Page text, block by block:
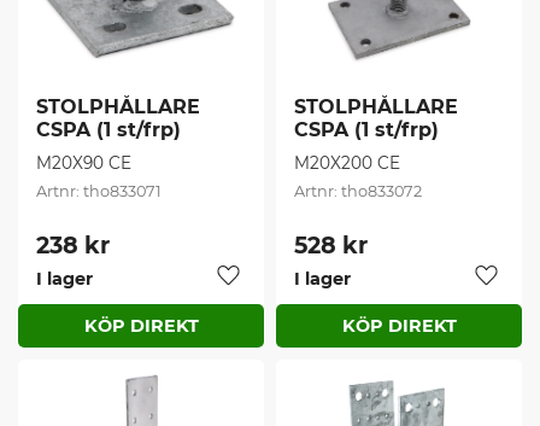
STOLPHÅLLARE
CSPA (1 st/frp)
M20X90 CE
tho833071
238 kr
Lägg till i favoriter
I lager
STOLPHÅLLARE
CSPA (1 st/frp)
M20X200 CE
tho833072
528 kr
Lägg
I lager